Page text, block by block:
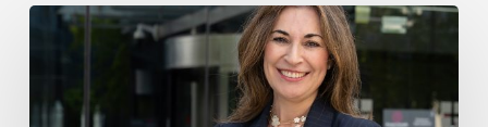
Luz
Usamentiaga